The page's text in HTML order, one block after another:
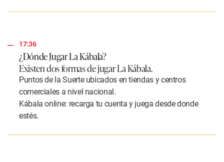
17:36
¿Dónde Jugar La Kábala?
Existen dos formas de jugar La Kábala.
Puntos de la Suerte ubicados en tiendas y centros
comerciales a nivel nacional.
Kábala online: recarga tu cuenta y juega desde donde
estés.